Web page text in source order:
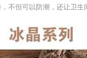
不但可以防潮，还让卫